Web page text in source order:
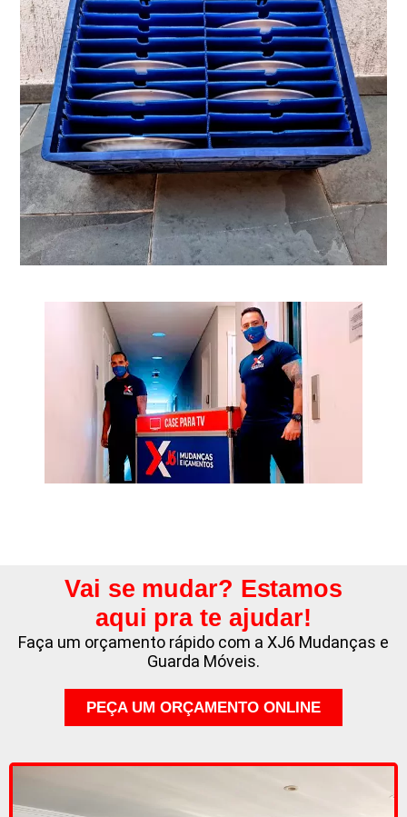
Vai se mudar? Estamos
aqui pra te ajudar!
Faça um orçamento rápido com a XJ6 Mudanças e
Guarda Móveis.
PEÇA UM ORÇAMENTO ONLINE